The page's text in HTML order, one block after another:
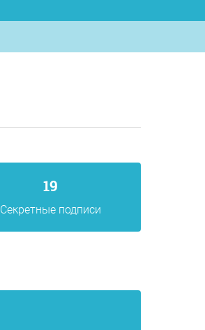
19
Секретные подписи